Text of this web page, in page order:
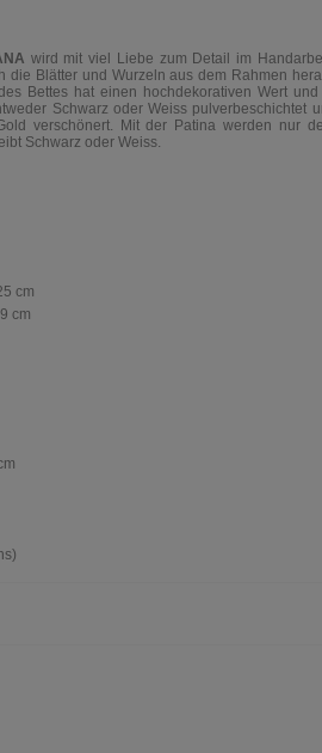
wird mit viel Liebe zum Detail im
die Blätter und Wurzeln aus dem Rahmen
Bettes hat einen hochdekorativen Wert
Schwarz oder Weiss pulverbeschichtet
verschönert. Mit der Patina werden nur
Schwarz oder Weiss.
cm
cm